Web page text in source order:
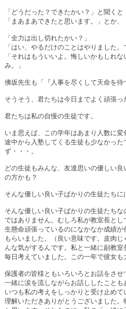
「どうだった？できたかい？」と聞くと
「まあまあできたと思います。」とか、
「全力は出し切れたかい？」
「はい、やるだけのことはやりました
「それはもういいよ。悔しいかもしれ
み。」
佛坂先生も「『人事を尽くして天命を待
そうそう、君たちは今日までよく頑張っ
君たちは私の自慢の生徒です。
いま思えば、この学年はあまり人数に変
途中から入塾してくる生徒も少なかっ
ず・・・。
どの生徒もみんな、友達思いの優しい
の方かも？
そんな優しい良い子ばかりの生徒たち
そんな優しい良い子ばかりの生徒たち
ではありません。むしろ私が教室長と
生懸命頑張っているのになかなか成績
もらいました。（良い意味です。皮肉
んな気がするんです。私と一緒に副教
毎日考えていました。この一年で彼女も
保護者の皆様ともいろいろとお話をさせ
一緒に涙を流しながらお話ししたことも
いつも私の考えをしっかりと受け止め
理解いただきありがとうございました